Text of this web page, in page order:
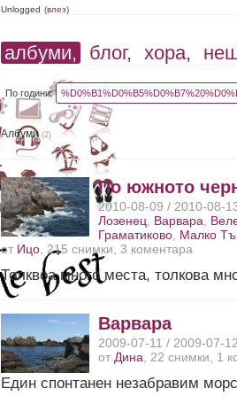
Unlogged (влез)
албуми, блог, хора,
По години:
Албуми(2)
По южното
2010-08-09 / 2010-08-
Лозенец
Варвара
Граматиково Малко
от Ицо , 215 снимки, 3 коментара
Толквоа много места, толкова
Варвара
2009-07-11 / 2009-07-
от Дина , 22 снимки, 1
Един спонтанен нeзабравим